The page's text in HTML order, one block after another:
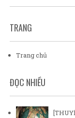
TRANG
Trang chủ
ĐỌC NHIỀU